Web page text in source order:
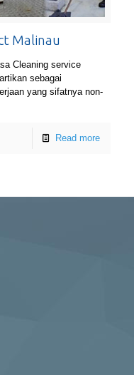
Malinau
Cleaning service
sebagai
yang sifatnya non-
Read more